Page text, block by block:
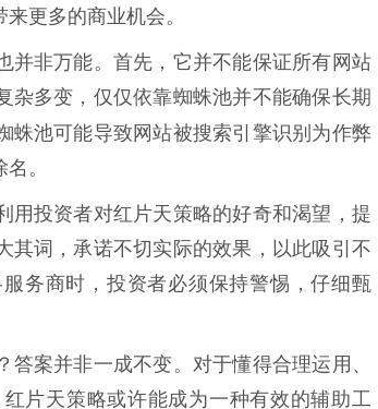
更多的商业机会。
并非万能。首先，它并不能保证所有网站
杂多变，仅仅依靠蜘蛛池并不能确保长期
蛛池可能导致网站被搜索引擎识别为作弊
。
用投资者对红片天策略的好奇和渴望，提
其词，承诺不切实际的效果，以此吸引不
务商时，投资者必须保持警惕，仔细甄
案并非一成不变。对于懂得合理运用、
片天策略或许能成为一种有效的辅助工